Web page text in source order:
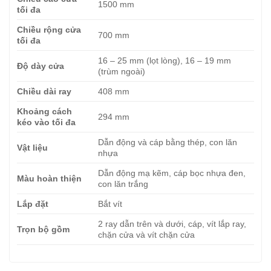
tối đa
1500 mm
Chiều rộng cửa
tối đa
700 mm
Độ dày cửa
16 – 25 mm (lọt lòng), 16 – 19 mm
(trùm ngoài)
Chiều dài ray 408 mm
Khoảng cách
kéo vào tối đa
294 mm
Vật liệu
Dẫn động và cáp bằng thép, con lăn
nhựa
Màu hoàn thiện
Dẫn động mạ kẽm, cáp bọc nhựa đen,
con lăn trắng
Lắp đặt Bắt vít
Trọn bộ gồm
2 ray dẫn trên và dưới, cáp, vít lắp ray,
chặn cửa và vít chặn cửa